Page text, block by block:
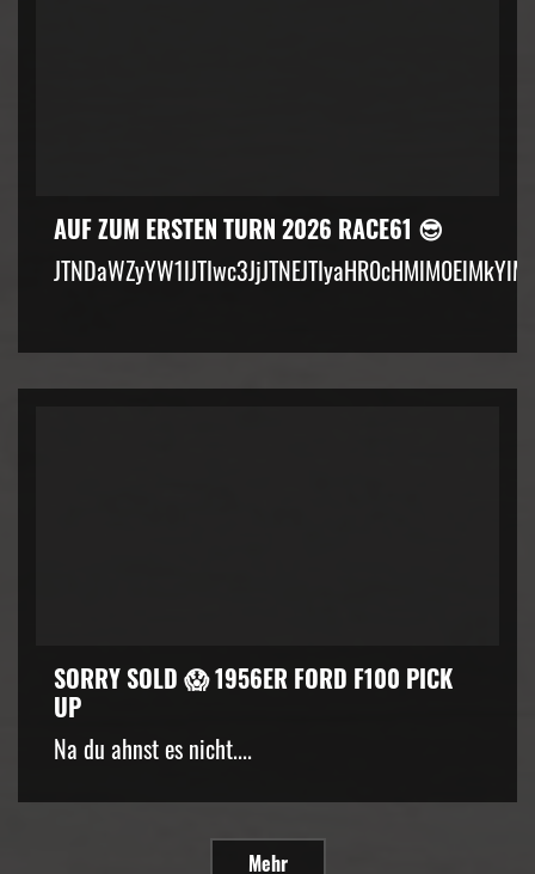
AUF ZUM ERSTEN TURN 2026 RACE61 😎
SORRY SOLD 😱 1956ER FORD F100 PICK
UP
Na du ahnst es nicht....
Mehr